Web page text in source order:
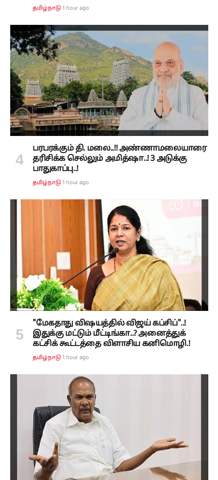
தமிழ்நாடு 1 hour ago
பரபரக்கும் தி. மலை..!! அண்ணாமலையாரை
தரிசிக்க செல்லும் அமித்ஷா..! 3 அடுக்கு
பாதுகாப்பு..!
தமிழ்நாடு 1 hour ago
"மேகதாது விஷயத்தில் விஜய் கப்சிப்"..!
இதுக்கு மட்டும் மீட்டிங்கா..? அனைத்துக்
கட்சிக் கூட்டத்தை விளாசிய கனிமொழி.!
தமிழ்நாடு 1 hour ago